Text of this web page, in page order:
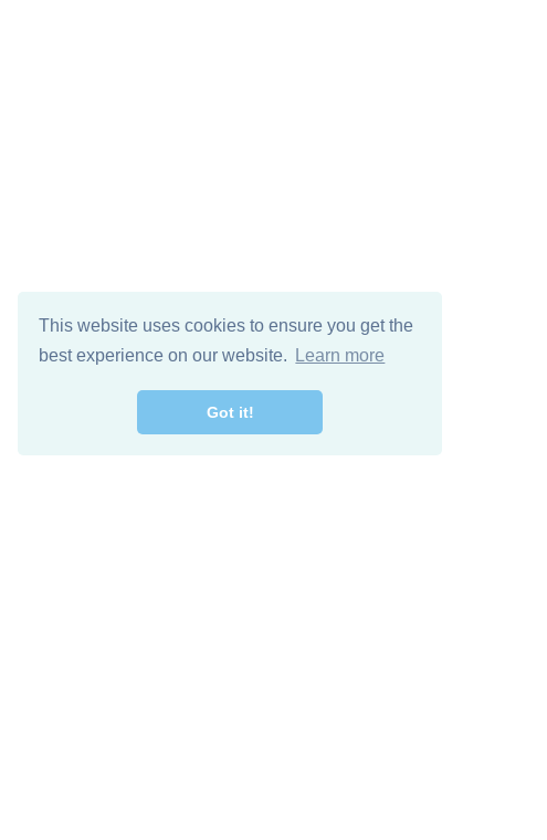
This website uses cookies to ensure you get the
best experience on our website.
Learn more
Got it!